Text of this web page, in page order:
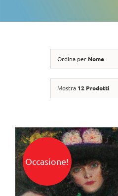
Ordina per Nome
Mostra 12 Prodotti
Occasione!